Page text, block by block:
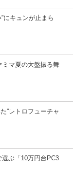
にキュンが止まら
ミマ夏の大盤振る舞
”レトロフューチャ
ぶ「10万円台PC3